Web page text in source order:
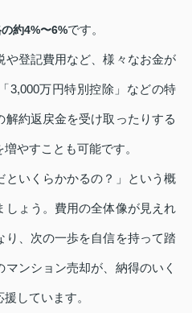
約4%〜6%です。
や登記費用など、様々なお金が
3,000万円特別控除」などの特
約返戻金を受け取ったりする
やすことも可能です。
といくらかかるの？」という概
しょう。費用の全体像が見えれ
り、次の一歩を自信を持って踏
ンション売却が、納得のいく
しています。